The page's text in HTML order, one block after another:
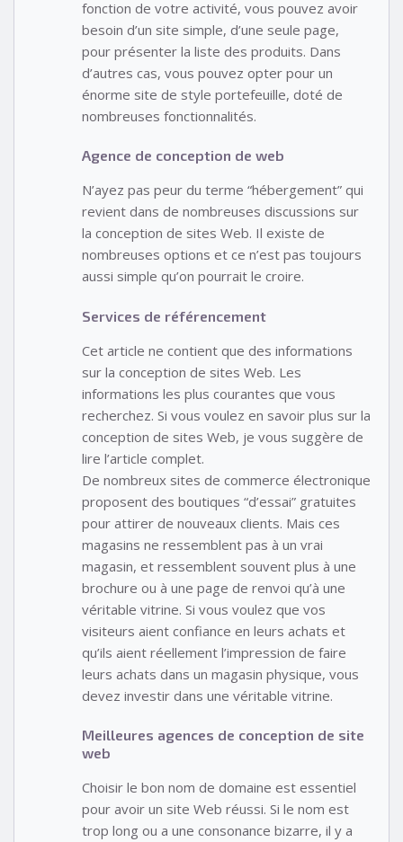
fonction de votre activité, vous pouvez avoir
besoin d’un site simple, d’une seule page,
pour présenter la liste des produits. Dans
d’autres cas, vous pouvez opter pour un
énorme site de style portefeuille, doté de
nombreuses fonctionnalités.
Agence de conception de web
N’ayez pas peur du terme “hébergement” qui
revient dans de nombreuses discussions sur
la conception de sites Web. Il existe de
nombreuses options et ce n’est pas toujours
aussi simple qu’on pourrait le croire.
Services de référencement
Cet article ne contient que des informations
sur la conception de sites Web. Les
informations les plus courantes que vous
recherchez. Si vous voulez en savoir plus sur la
conception de sites Web, je vous suggère de
lire l’article complet.
De nombreux sites de commerce électronique
proposent des boutiques “d’essai” gratuites
pour attirer de nouveaux clients. Mais ces
magasins ne ressemblent pas à un vrai
magasin, et ressemblent souvent plus à une
brochure ou à une page de renvoi qu’à une
véritable vitrine. Si vous voulez que vos
visiteurs aient confiance en leurs achats et
qu’ils aient réellement l’impression de faire
leurs achats dans un magasin physique, vous
devez investir dans une véritable vitrine.
Meilleures agences de conception de site
web
Choisir le bon nom de domaine est essentiel
pour avoir un site Web réussi. Si le nom est
trop long ou a une consonance bizarre, il y a